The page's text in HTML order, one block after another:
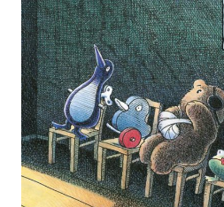
fünfter sein
Zur Wunschliste hinzufügen
Paschtu-deutsche Ausgabe
VonErnst Jandl